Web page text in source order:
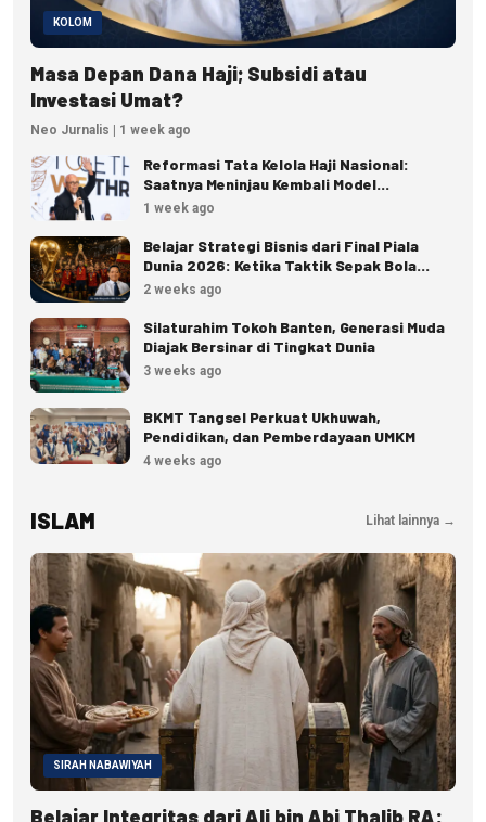
KOLOM
Masa Depan Dana Haji; Subsidi atau
Investasi Umat?
Neo Jurnalis | 1 week ago
Reformasi Tata Kelola Haji Nasional:
Saatnya Meninjau Kembali Model
Pengelolaan Haji Reguler
1 week ago
Belajar Strategi Bisnis dari Final Piala
Dunia 2026: Ketika Taktik Sepak Bola
Menjadi Inspirasi Kesuksesan Bisnis
2 weeks ago
Silaturahim Tokoh Banten, Generasi Muda
Diajak Bersinar di Tingkat Dunia
3 weeks ago
BKMT Tangsel Perkuat Ukhuwah,
Pendidikan, dan Pemberdayaan UMKM
4 weeks ago
ISLAM Lihat lainnya →
SIRAH NABAWIYAH
Belajar Integritas dari Ali bin Abi Thalib RA: